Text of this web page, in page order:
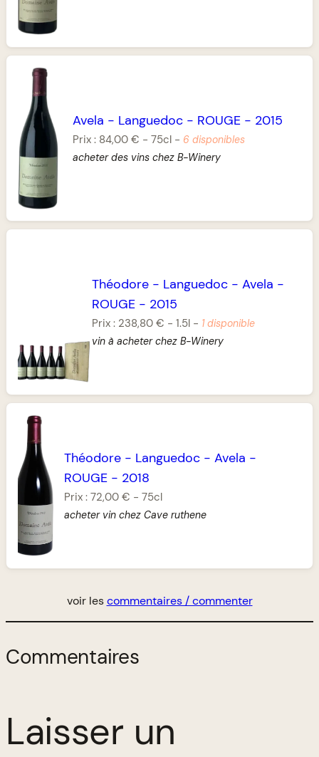
Avela - Languedoc- ROUGE- 2015
Prix : 84,00 € - 75cl- 6 disponibles
acheter des vins chez B-Winery
Théodore - Languedoc -Avela -
ROUGE - 2015
Prix : 238,80 € -1.5l - 1 disponible
vin à acheter chez B-Winery
Théodore - Languedoc -Avela -
ROUGE - 2018
Prix :72,00 € -75cl
acheter vin chez Cave ruthene
voir lescommentaires / commenter
Commentaires
Laisser un